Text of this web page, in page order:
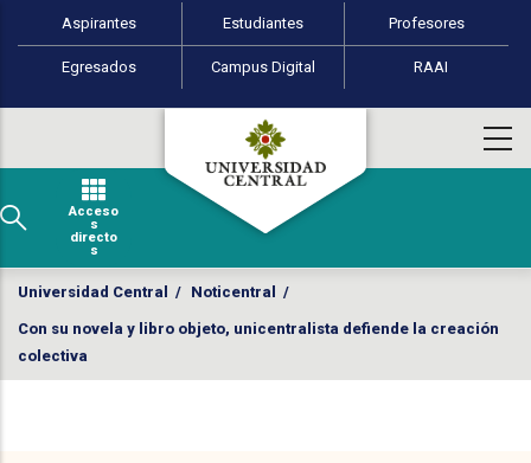
Pasar al contenido principal
Perfiles de usuario
Aspirantes Estudiantes Profesores
Egresados Campus Digital RAAI
Acceso
s
directo
s
Universidad Central / Noticentral /
Con su novela y libro objeto, unicentralista defiende la creación
colectiva